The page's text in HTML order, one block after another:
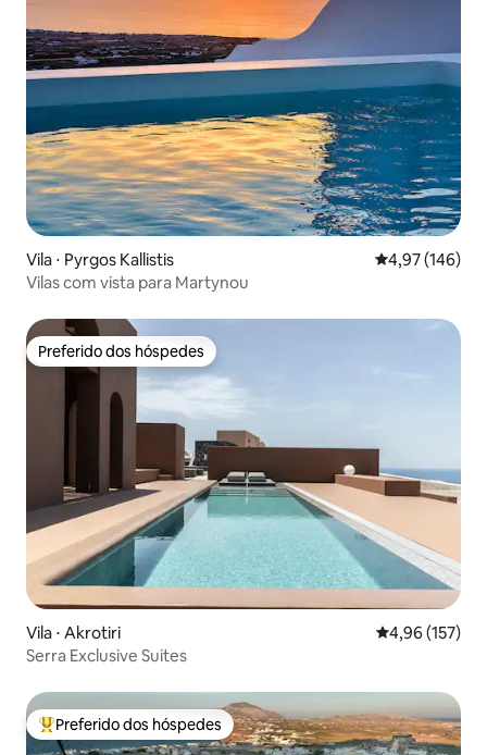
Vila ⋅ Pyrgos Kallistis 4,97 de uma
4,97 (146)
Vilas com vista para Martynou
Preferido dos hóspedes
Preferido dos hóspedes
Vila ⋅ Akrotiri 4,96 de uma
4,96 (157)
Serra Exclusive Suites
Entre os melhores preferidos dos hóspedes
Preferido dos hóspedes